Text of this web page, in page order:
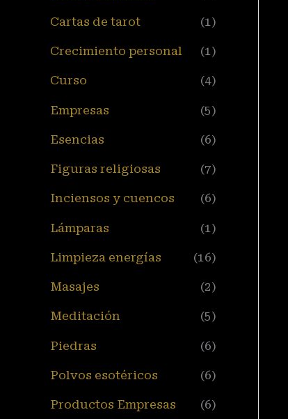
Cartas de tarot (1)
Crecimiento personal (1)
Curso (4)
Empresas (5)
Esencias (6)
Figuras religiosas (7)
Inciensos y cuencos (6)
Lámparas (1)
Limpieza energías (16)
Masajes (2)
Meditación (5)
Piedras (6)
Polvos esotéricos (6)
Productos Empresas (6)